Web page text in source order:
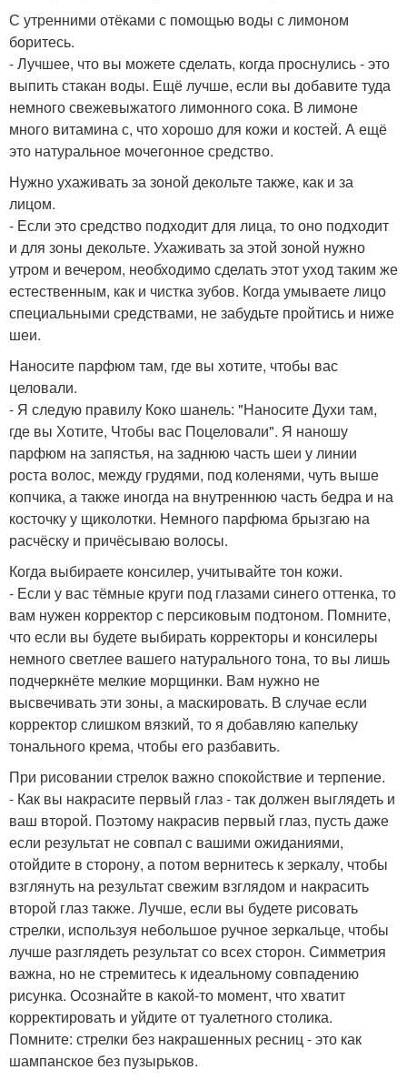
С утренними отёками с помощью воды с лимоном
боритесь.
- Лучшее, что вы можете сделать, когда проснулись - это
выпить стакан воды. Ещё лучше, если вы добавите туда
немного свежевыжатого лимонного сока. В лимоне
много витамина с, что хорошо для кожи и костей. А ещё
это натуральное мочегонное средство.
Нужно ухаживать за зоной декольте также, как и за
лицом.
- Если это средство подходит для лица, то оно подходит
и для зоны декольте. Ухаживать за этой зоной нужно
утром и вечером, необходимо сделать этот уход таким же
естественным, как и чистка зубов. Когда умываете лицо
специальными средствами, не забудьте пройтись и ниже
шеи.
Наносите парфюм там, где вы хотите, чтобы вас
целовали.
- Я следую правилу Коко шанель: "Наносите Духи там,
где вы Хотите, Чтобы вас Поцеловали". Я наношу
парфюм на запястья, на заднюю часть шеи у линии
роста волос, между грудями, под коленями, чуть выше
копчика, а также иногда на внутреннюю часть бедра и на
косточку у щиколотки. Немного парфюма брызгаю на
расчёску и причёсываю волосы.
Когда выбираете консилер, учитывайте тон кожи.
- Если у вас тёмные круги под глазами синего оттенка, то
вам нужен корректор с персиковым подтоном. Помните,
что если вы будете выбирать корректоры и консилеры
немного светлее вашего натурального тона, то вы лишь
подчеркнёте мелкие морщинки. Вам нужно не
высвечивать эти зоны, а маскировать. В случае если
корректор слишком вязкий, то я добавляю капельку
тонального крема, чтобы его разбавить.
При рисовании стрелок важно спокойствие и терпение.
- Как вы накрасите первый глаз - так должен выглядеть и
ваш второй. Поэтому накрасив первый глаз, пусть даже
если результат не совпал с вашими ожиданиями,
отойдите в сторону, а потом вернитесь к зеркалу, чтобы
взглянуть на результат свежим взглядом и накрасить
второй глаз также. Лучше, если вы будете рисовать
стрелки, используя небольшое ручное зеркальце, чтобы
лучше разглядеть результат со всех сторон. Симметрия
важна, но не стремитесь к идеальному совпадению
рисунка. Осознайте в какой-то момент, что хватит
корректировать и уйдите от туалетного столика.
Помните: стрелки без накрашенных ресниц - это как
шампанское без пузырьков.